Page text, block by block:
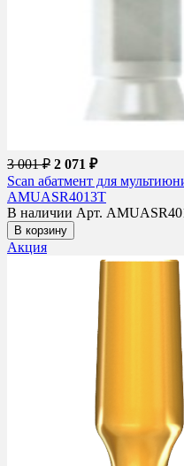
3 001 ₽ 2 071 ₽
Scan абатмент для
AMUASR4013T
В наличии Арт.
В корзину
Акция